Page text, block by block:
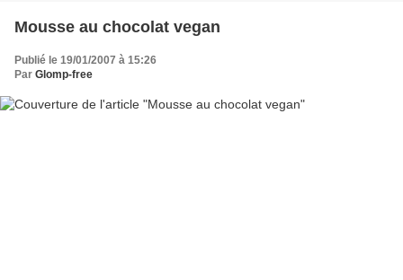
Mousse au chocolat vegan
Publié le 19/01/2007 à 15:26
Par Glomp-free